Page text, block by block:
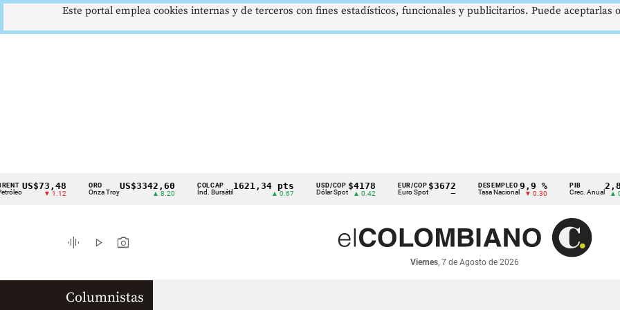
Cintillo
indicadores
económicos
US$73,48
▼ 1.12 Onza Troy
US$3342,60
▲ 8.20
COLCAP
Índ. Bursátil
1621,34 pts
▲ 0.67
USD/COP
Dólar Spot
$4178
▲ 0.42
EUR/COP
Euro Spot
$3672 DESEMPLEO
Tasa Nacional
9,9 %
▼ 0.30 Crec. Anual
2,8 %
▲ 0.10
graphic_eq play_arrow photo_camera
Viernes, 7 de Agosto de 2026
Columnistas
Este portal emplea cookies internas y de terceros con fines estadísticos, funcionales y publicitarios. Puede aceptarlas